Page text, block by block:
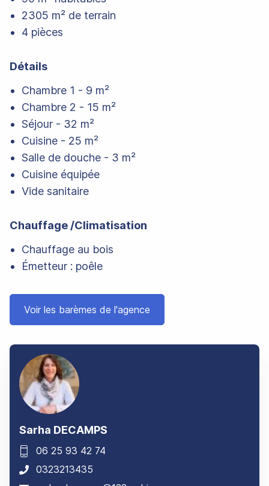
2305 m² de terrain
4 pièces
Détails
Chambre 1 - 9 m²
Chambre 2 - 15 m²
Séjour - 32 m²
Cuisine - 25 m²
Salle de douche - 3 m²
Cuisine équipée
Vide sanitaire
Chauffage /Climatisation
Chauffage au bois
Émetteur : poêle
Voir les barèmes de l'agence
Sarha DECAMPS
Téléphone mobile :
06 25 93 42 74
Téléphone bureau :
0323213435